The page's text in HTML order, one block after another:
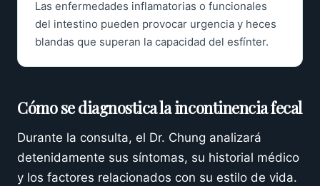
Las enfermedades inflamatorias o funcionales
del intestino pueden provocar urgencia y heces
blandas que superan la capacidad del esfínter.
Cómo se diagnostica la incontinencia fecal
Durante la consulta, el Dr. Chung analizará
detenidamente sus síntomas, su historial médico
y los factores relacionados con su estilo de vida.